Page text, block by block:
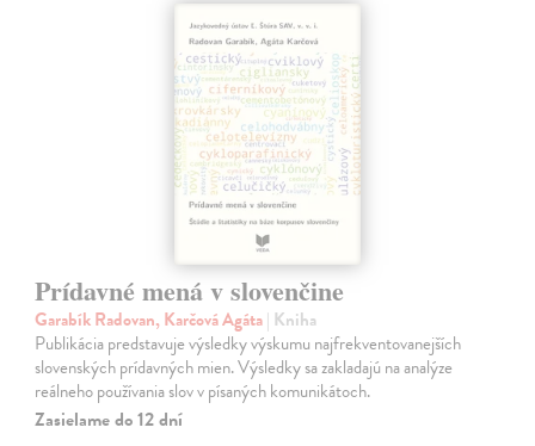
Prídavné mená v slovenčine
Garabík Radovan, Karčová Agáta| Kniha
Publikácia predstavuje výsledky výskumu najfrekventovanejších
slovenských prídavných mien. Výsledky sa zakladajú na analýze
reálneho používania slov v písaných komunikátoch.
Zasielame do 12 dní